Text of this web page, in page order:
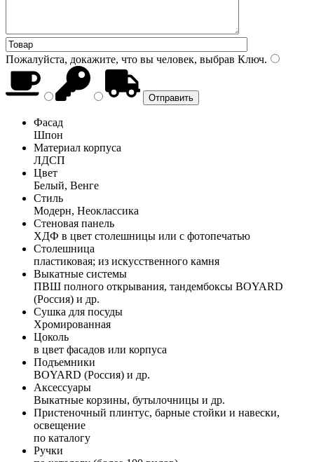
Пожалуйста, докажите, что вы человек, выбрав Ключ.
Фасад
Шпон
Материал корпуса
ЛДСП
Цвет
Белый, Венге
Стиль
Модерн, Неоклассика
Стеновая панель
ХДФ в цвет столешницы или с фотопечатью
Столешница
пластиковая; из искусственного камня
Выкатные системы
ПВШ полного открывания, тандембоксы BOYARD
(Россия) и др.
Сушка для посуды
Хромированная
Цоколь
в цвет фасадов или корпуса
Подъемники
BOYARD (Россия) и др.
Аксессуары
Выкатные корзины, бутылочницы и др.
Пристеночный плинтус, барные стойки и навески,
освещение
по каталогу
Ручки